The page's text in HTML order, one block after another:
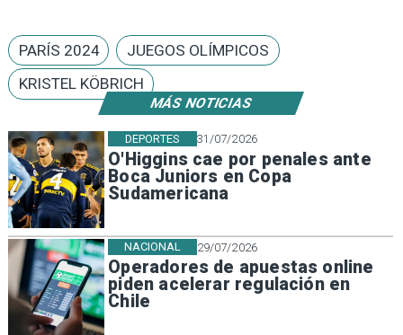
MÁS NOTICIAS
31/07/2026
O'Higgins cae por penales ante
Boca Juniors en Copa
Sudamericana
DEPORTES
29/07/2026
Operadores de apuestas online
piden acelerar regulación en
Chile
NACIONAL
PARÍS 2024
JUEGOS OLÍMPICOS
KRISTEL KÖBRICH